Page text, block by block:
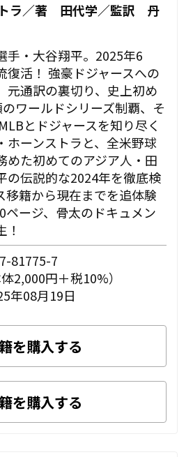
ラ／著 田代学／監訳 丹
手・大谷翔平。2025年6
復活！ 強豪ドジャースへの
元通訳の裏切り、史上初め
ワールドシリーズ制覇、そ
とドジャースを知り尽く
ホーンストラと、全米野球
めた初めてのアジア人・田
の伝説的な2024年を徹底検
移籍から現在までを追体験
ページ、骨太のドキュメン
81775-7
2,000円＋税10%）
年08月19日
を購入する
を購入する